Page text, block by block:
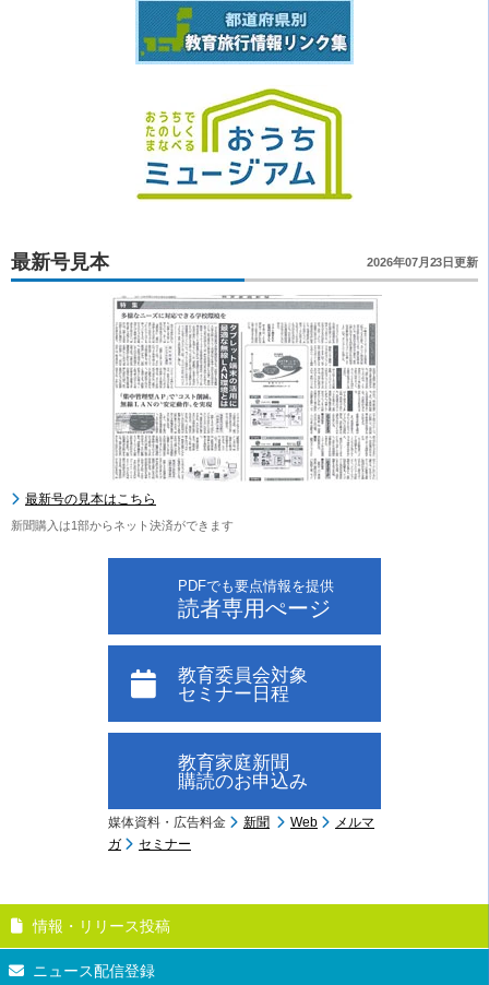
最新号見本 2026年07月23日更新
最新号の見本はこちら
新聞購入は1部からネット決済ができます
PDFでも要点情報を提供
読者専用ぺージ
教育委員会対象
セミナー日程
教育家庭新聞
購読のお申込み
媒体資料・広告料金 新聞 Web
メルマ
ガ
セミナー
情報・リリース投稿
ニュース配信登録